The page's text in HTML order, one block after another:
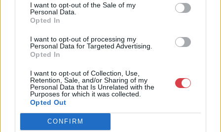
I want to opt-out of the Sale of my
Personal Data.
Opted In
I want to opt-out of processing my
Personal Data for Targeted Advertising.
Opted In
I want to opt-out of Collection, Use,
Retention, Sale, and/or Sharing of my
Personal Data that Is Unrelated with the
Purposes for which it was collected.
Opted Out
CONFIRM
GALÉRIA TOVÁBBI MŰTÁRGYAI
KAPCSOLÓDÓ MŰTÁRGYAK